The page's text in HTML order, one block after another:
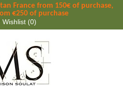
France from 150€ of purchase,
€250 of purchase
Wishlist (0)